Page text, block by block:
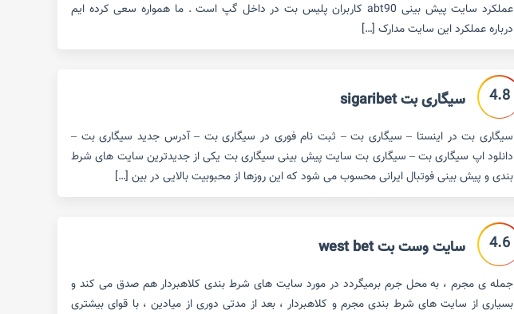
عملکرد سایت پیش بینی abt90 کاربران پلیس بت در داخل گپ است . ما همواره سعی کرده ایم
درباره عملکرد این سایت مدارک […]
4.8 سیگاری بت sigaribet
سیگاری بت در اینستا – سیگاری بت – ثبت نام فوری در سیگاری بت – آدرس جدید سیگاری بت –
دانلود اپ سیگاری بت – سیگاری بت سایت پیش بینی سیگاری بت یکی از جدیدترین سایت های شرط
بندی و پیش بینی فوتبال ایرانی محسوب می شود که این روزها از محبوبیت بالایی در بین […]
4.6 سایت وست بت west bet
جمله ی مجرم ، به محل جرم برمیگردد در مورد سایت های شرط بندی کلاهبردار هم صدق می کند و
بسیاری از سایت های شرط بندی مجرم و کلاهبردار ، بعد از مدتی دوری از میادین ، با قوای بیشتری